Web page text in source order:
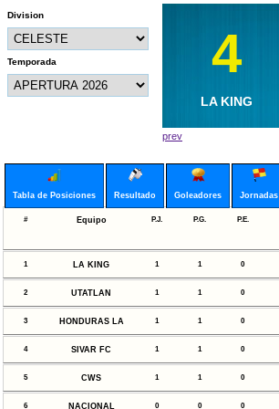
Division
Temporada 4
LA KING
1
MALETAS CF
prev
Tabla de Posiciones Resultado Goleadores Jornadas
# Equipo P.J. P.G. P.E.
1 LA KING 1 1 0
2 UTATLAN 1 1 0
3 HONDURAS LA 1 1 0
4 SIVAR FC 1 1 0
5 CWS 1 1 0
6 NACIONAL 0 0 0